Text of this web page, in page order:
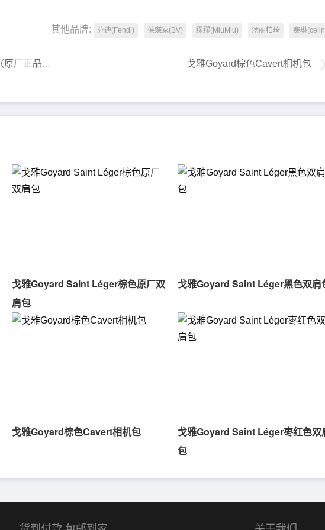
其他品牌: 芬迪(Fendi) 葆蝶家(BV) 缪缪(MiuMiu) 汤丽柏琦 赛琳
戈雅Goyard棕色Cavert相机包
戈雅Goyard Saint Léger棕色原厂双
肩包
戈雅Goyard Saint Léger黑色双肩
戈雅Goyard棕色Cavert相机包
戈雅Goyard Saint Léger枣红色双
包